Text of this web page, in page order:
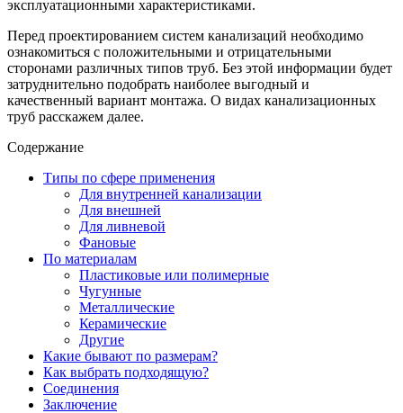
эксплуатационными характеристиками.
Перед проектированием систем канализаций необходимо
ознакомиться с положительными и отрицательными
сторонами различных типов труб. Без этой информации будет
затруднительно подобрать наиболее выгодный и
качественный вариант монтажа. О видах канализационных
труб расскажем далее.
Содержание
Типы по сфере применения
Для внутренней канализации
Для внешней
Для ливневой
Фановые
По материалам
Пластиковые или полимерные
Чугунные
Металлические
Керамические
Другие
Какие бывают по размерам?
Как выбрать подходящую?
Соединения
Заключение